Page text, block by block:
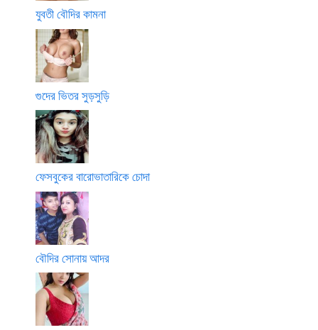
যুবতী বৌদির কামনা
গুদের ভিতর সুড়সুড়ি
ফেসবুকের বারোভাতারিকে চোদা
বৌদির সোনায় আদর